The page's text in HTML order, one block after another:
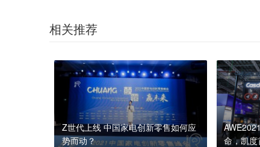
相关推荐
Z世代上线 中国家电创新零售如何应
势而动？
命，凯